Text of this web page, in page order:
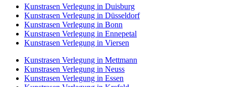
Kunstrasen Verlegung in Duisburg
Kunstrasen Verlegung in Düsseldorf
Kunstrasen Verlegung in Bonn
Kunstrasen Verlegung in Ennepetal
Kunstrasen Verlegung in Viersen
Kunstrasen Verlegung in Mettmann
Kunstrasen Verlegung in Neuss
Kunstrasen Verlegung in Essen